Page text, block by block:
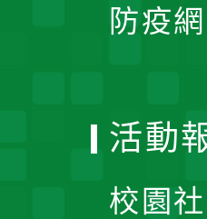
防疫
活動
校園